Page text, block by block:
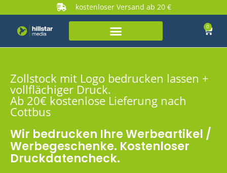
kostenloser Versand ab 20 €
0
Zollstock mit Logo bedrucken lassen +
vollflächiger Druck.
Ab 20€ kostenlose Lieferung nach
Cottbus
Wir bedrucken Ihre Werbeartikel /
Werbegeschenke. Kostenloser
Druckdatencheck.